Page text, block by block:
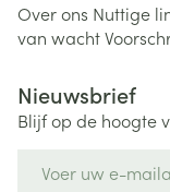
Over ons Nuttige
van wacht
Nieuwsbrief
Blijf op de hoogte